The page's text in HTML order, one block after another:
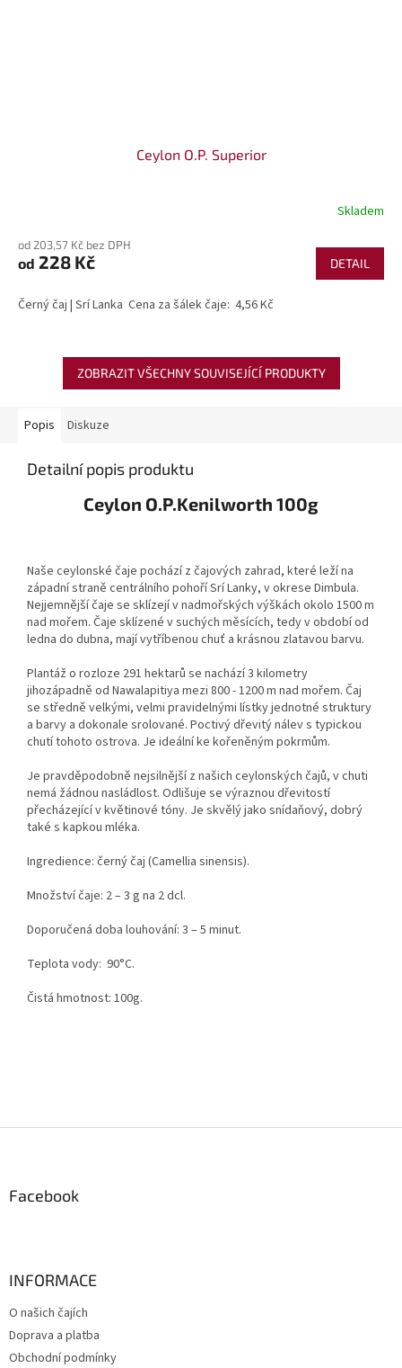
Ceylon O.P. Superior
Skladem
od 203,57 Kč bez DPH
od 228 Kč DETAIL
Černý čaj | Srí Lanka Cena za šálek čaje: 4,56 Kč
ZOBRAZIT VŠECHNY SOUVISEJÍCÍ PRODUKTY
Popis Diskuze
Detailní popis produktu
Ceylon O.P.Kenilworth 100g
Naše ceylonské čaje pochází z čajových zahrad, které leží na
západní straně centrálního pohoří Srí Lanky, v okrese Dimbula.
Nejjemnější čaje se sklízejí v nadmořských výškách okolo 1500 m
nad mořem. Čaje sklízené v suchých měsících, tedy v období od
ledna do dubna, mají vytříbenou chuť a krásnou zlatavou barvu.
Plantáž o rozloze 291 hektarů se nachází 3 kilometry
jihozápadně od Nawalapitiya mezi 800 - 1200 m nad mořem. Čaj
se středně velkými, velmi pravidelnými lístky jednotné struktury
a barvy a dokonale srolované. Poctivý dřevitý nálev s typickou
chutí tohoto ostrova. Je ideální ke kořeněným pokrmům.
Je pravděpodobně nejsilnější z našich ceylonských čajů, v chuti
nemá žádnou nasládlost. Odlišuje se výraznou dřevitostí
přecházející v květinové tóny. Je skvělý jako snídaňový, dobrý
také s kapkou mléka.
Ingredience: černý čaj (Camellia sinensis).
Množství čaje: 2 – 3 g na 2 dcl.
Doporučená doba louhování: 3 – 5 minut.
Teplota vody: 90°C.
Čistá hmotnost: 100g.
Facebook
INFORMACE
O našich čajích
Doprava a platba
Obchodní podmínky